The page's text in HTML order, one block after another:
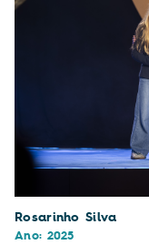
Rosarinho Silva
Ano: 2025